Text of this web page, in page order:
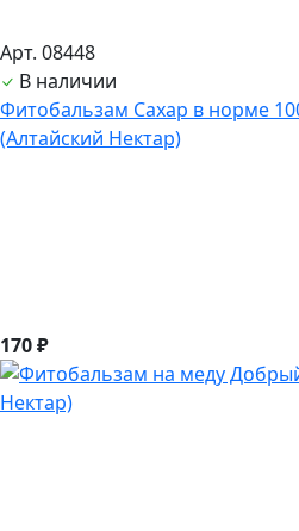
Арт. 08448
В наличии
Фитобальзам Сахар в норме
(Алтайский Нектар)
170 ₽